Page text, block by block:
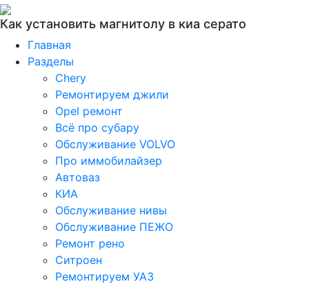
Как установить магнитолу в киа серато
Главная
Разделы
Chery
Ремонтируем джили
Opel ремонт
Всё про субару
Обслуживание VOLVO
Про иммобилайзер
Автоваз
КИА
Обслуживание нивы
Обслуживание ПЕЖО
Ремонт рено
Ситроен
Ремонтируем УАЗ